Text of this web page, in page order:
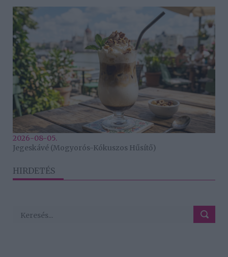
2026-08-05.
Jegeskávé (Mogyorós-Kókuszos Hűsítő)
HIRDETÉS